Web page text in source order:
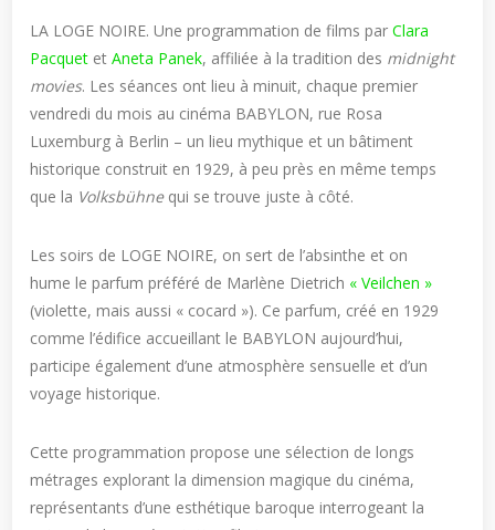
LA LOGE NOIRE. Une programmation de films parClara
Pacquet etAneta Panek, affiliée à la tradition des midnight
movies. Les séances ont lieu à minuit, chaque premier
vendredi du mois au cinéma BABYLON, rue Rosa
Luxemburg à Berlin – un lieu mythique et un bâtiment
historique construit en 1929, à peu près en même temps
que la Volksbühnequi se trouve juste à côté.
Les soirs de LOGE NOIRE, on sert de l’absinthe et on
hume le parfum préféré de Marlène Dietrich « Veilchen »
(violette, mais aussi « cocard »). Ce parfum, créé en 1929
comme l’édifice accueillant le BABYLON aujourd’hui,
participe également d’une atmosphère sensuelle et d’un
voyage historique.
Cette programmation propose une sélection de longs
métrages explorant la dimension magique du cinéma,
représentants d’une esthétique baroque interrogeant la